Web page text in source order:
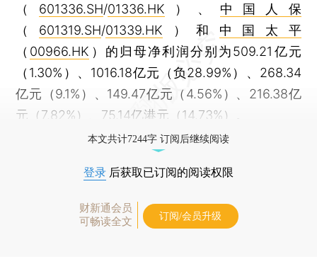
（ 601336.SH/01336.HK ）、 中国人保
（ 601319.SH/01339.HK ）和 中国太平
（ 00966.HK ）的归母净利润分别为509.21亿元
（1.30%）、1016.18亿元（负28.99%）、268.34
亿元（9.1%）、149.47亿元（4.56%）、216.38亿
元（7.82%）、75.14亿港元（14.73%）。
本文共计7244字 订阅后继续阅读
登录 后获取已订阅的阅读权限
财新通会员
可畅读全文
订阅/会员升级